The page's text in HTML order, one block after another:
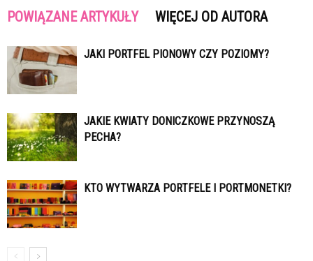
POWIĄZANE ARTYKUŁY WIĘCEJ OD AUTORA
JAKI PORTFEL PIONOWY CZY POZIOMY?
JAKIE KWIATY DONICZKOWE PRZYNOSZĄ
PECHA?
KTO WYTWARZA PORTFELE I PORTMONETKI?